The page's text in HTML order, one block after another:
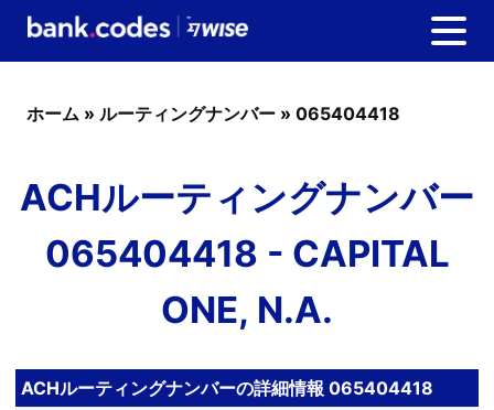
ホーム » ルーティングナンバー » 065404418
ACHルーティングナンバー
065404418 - CAPITAL
ONE, N.A.
ACHルーティングナンバーの詳細情報 065404418